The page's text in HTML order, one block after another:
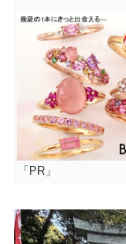
「PR」